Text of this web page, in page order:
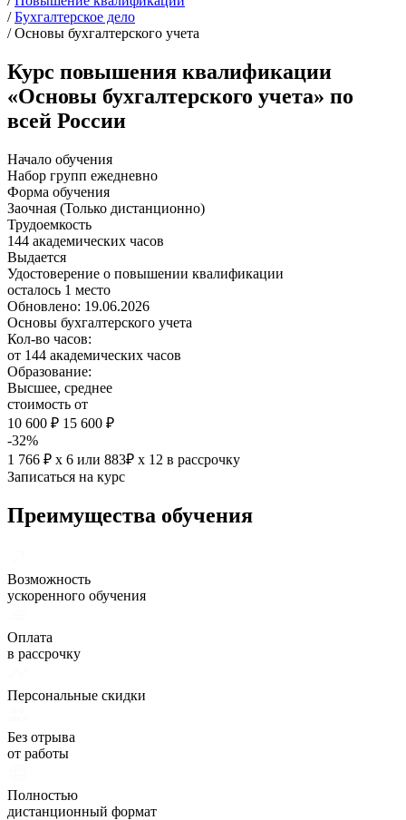
/ Бухгалтерское дело
/ Основы бухгалтерского учета
Курс повышения квалификации
«Основы бухгалтерского учета» по
всей России
Начало обучения
Набор групп ежедневно
Форма обучения
Заочная (Только дистанционно)
Трудоемкость
144 академических часов
Выдается
Удостоверение о повышении квалификации
осталось 1 место
Обновлено: 19.06.2026
Основы бухгалтерского учета
Кол-во часов:
от 144 академических часов
Образование:
Высшее, среднее
стоимость от
10 600 ₽ 15 600 ₽
-32%
1 766 ₽ х 6 или 883₽ х 12 в рассрочку
Записаться на курс
Преимущества обучения
Возможность
ускоренного обучения
Оплата
в рассрочку
Персональные скидки
Без отрыва
от работы
Полностью
дистанционный формат